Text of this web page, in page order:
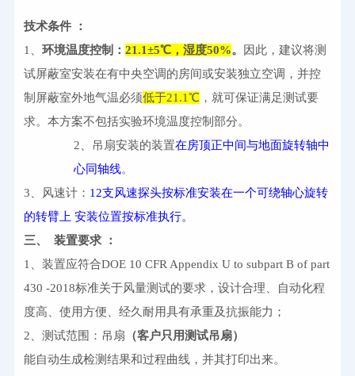
技术条件 ：
1
、环境温度控制：21.1±5℃，湿度50%。
因此，建议将测
试屏蔽室安装在有中央空调的房间或安装独立空调，并控
制屏蔽室外地气温必须低于21.1℃ ，就可保证满足测试要
求。本方案不包括实验环境温度控制部分。
2 、吊扇安装的装置在房顶正中间与地面旋转轴中
心同轴线。
3 、风速计： 12支风速探头按标准安装在一个可绕轴心旋转
的转臂上 安装位置按标准执行。
三、
装置要求 ：
1
、装置应符合DOE 10 CFR Appendix U to subpart B of part
430 -2018标准关于风量测试的要求，设计合理、自动化程
度高、使用方便、经久耐用具有承重及抗振能力；
2 、测试范围：吊扇 （客户只用测试吊扇）
能自动生成检测结果和过程曲线，并其打印出来。